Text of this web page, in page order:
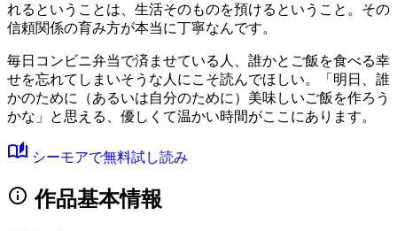
れるということは、生活そのものを預けるということ。その
信頼関係の育み方が本当に丁寧なんです。
毎日コンビニ弁当で済ませている人、誰かとご飯を食べる幸
せを忘れてしまいそうな人にこそ読んでほしい。「明日、誰
かのために（あるいは自分のために）美味しいご飯を作ろう
かな」と思える、優しくて温かい時間がここにあります。
auto_stories シーモアで無料試し読み
info 作品基本情報